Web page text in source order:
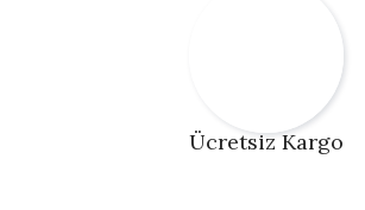
Ücretsiz Kargo